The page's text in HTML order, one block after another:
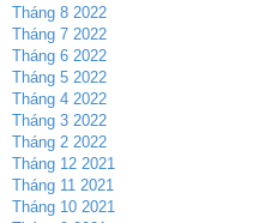
Tháng 8 2022
Tháng 7 2022
Tháng 6 2022
Tháng 5 2022
Tháng 4 2022
Tháng 3 2022
Tháng 2 2022
Tháng 12 2021
Tháng 11 2021
Tháng 10 2021